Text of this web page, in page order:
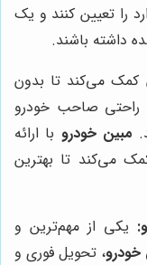
را تعیین کنند و یک
داشته باشند.
کمک می‌کند تا بدون
راحتی صاحب خودرو
مبین خودرو با ارائه
می‌کند تا بهترین
یکی از مهم‌ترین و
خودرو، تحویل فوری و